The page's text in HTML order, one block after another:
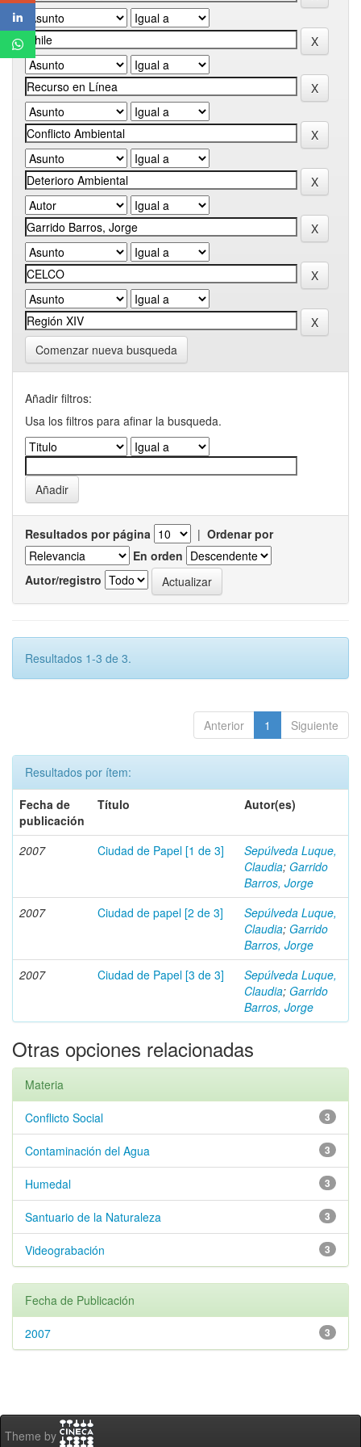
Comenzar nueva busqueda
Añadir filtros:
Usa los filtros para afinar la busqueda.
Resultados por página | Ordenar por
En orden
Autor/registro
Resultados 1-3 de 3.
Anterior 1 Siguiente
Resultados por ítem:
Fecha de
publicación
Título Autor(es)
2007 Ciudad de Papel [1 de 3]
Sepúlveda Luque,
Claudia; Garrido
Barros, Jorge
2007
Ciudad de papel [2 de 3]
Sepúlveda Luque,
Claudia; Garrido
Barros, Jorge
2007
Ciudad de Papel [3 de 3]
Sepúlveda Luque,
Claudia; Garrido
Barros, Jorge
Otras opciones relacionadas
Materia
3
Conflicto Social
3
Contaminación del Agua
3
Humedal
3
Santuario de la Naturaleza
3
Videograbación
Fecha de Publicación
3
2007
Theme by